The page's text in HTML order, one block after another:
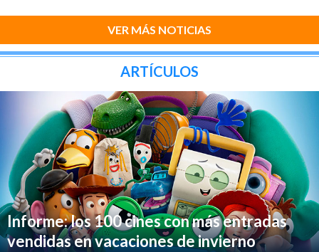
VER MÁS NOTICIAS
ARTÍCULOS
Informe: los 100 cines con más entradas
vendidas en vacaciones de invierno